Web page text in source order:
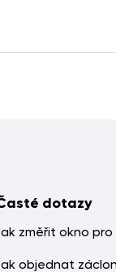
dotazy
změřit okno
objednat